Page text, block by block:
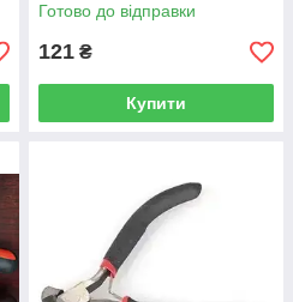
Готово до відправки
121 ₴
Купити